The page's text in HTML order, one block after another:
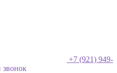
+7 (921) 949-
звонок